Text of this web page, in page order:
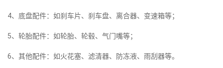
4、底盘配件：如刹车片、刹车盘、离合器、变速箱等；
5、轮胎配件：如轮胎、轮毂、气门嘴等；
6、其他配件：如火花塞、滤清器、防冻液、雨刮器等。